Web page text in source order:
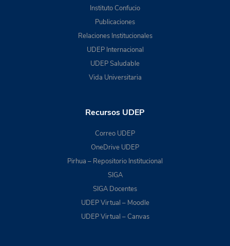
Instituto Confucio
Publicaciones
Relaciones Institucionales
UDEP Internacional
UDEP Saludable
Vida Universitaria
Recursos UDEP
Correo UDEP
OneDrive UDEP
Pirhua – Repositorio Institucional
SIGA
SIGA Docentes
UDEP Virtual – Moodle
UDEP Virtual – Canvas